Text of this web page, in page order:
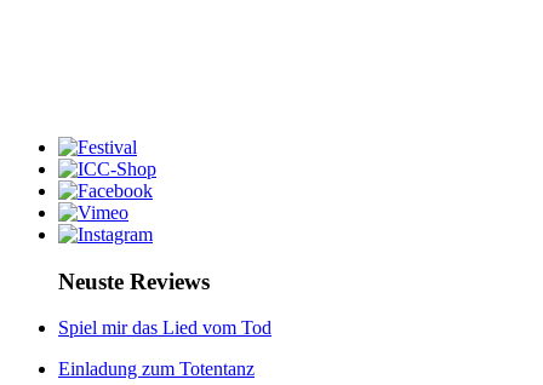
Neuste Reviews
Spiel mir das Lied vom Tod
Einladung zum Totentanz